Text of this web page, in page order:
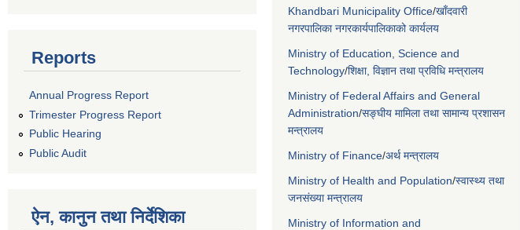
Reports
Annual Progress Report
Trimester Progress Report
Public Hearing
Public Audit
ऐन, कानुन तथा निर्देशिका
Khandbari Municipality Office/खाँदवारी
नगरपालिका नगरकार्यपालिकाको कार्यलय
Ministry of Education, Science and
Technology/शिक्षा, विज्ञान तथा प्रविधि मन्त्रालय
Ministry of Federal Affairs and General
Administration/सङ्घीय मामिला तथा सामान्य प्रशासन
मन्त्रालय
Ministry of Finance/अर्थ मन्त्रालय
Ministry of Health and Population/स्वास्थ्य तथा
जनसंख्या मन्त्रालय
Ministry of Information and